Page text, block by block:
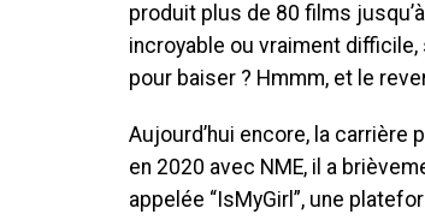
produit plus de 80 films
incroyable ou vraiment
pour baiser ? Hmmm, et le
Aujourd’hui encore, la carrière
en 2020 avec NME, il a
appelée “IsMyGirl”, une